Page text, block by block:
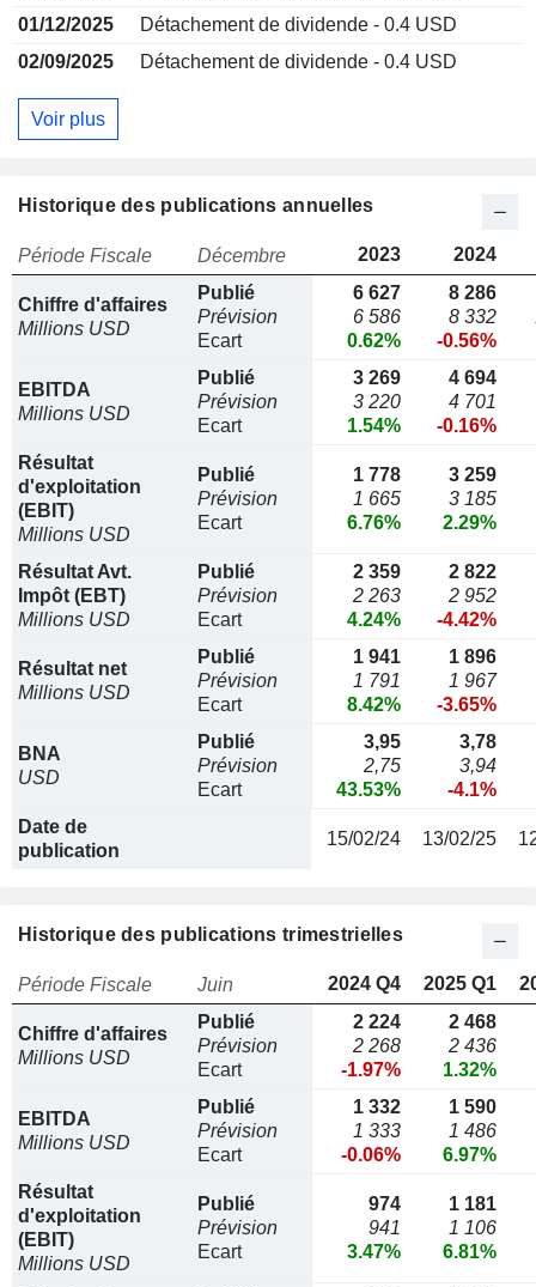
01/12/2025
Détachement de dividende - 0.4 USD
02/09/2025
Détachement de dividende - 0.4 USD
Voir plus
Historique des publications annuelles
Période Fiscale Décembre 2023 2024
Chiffre d'affaires
Millions USD
Publié
Prévision
Ecart
6 627
6 586
0.62%
8 286
8 332
-0.56%
EBITDA
Millions USD
Publié
Prévision
Ecart
3 269
3 220
1.54%
4 694
4 701
-0.16%
Résultat
d'exploitation
(EBIT)
Millions USD
Publié
Prévision
Ecart
1 778
1 665
6.76%
3 259
3 185
2.29%
Résultat Avt.
Impôt (EBT)
Millions USD
Publié
Prévision
Ecart
2 359
2 263
4.24%
2 822
2 952
-4.42%
Résultat net
Millions USD
Publié
Prévision
Ecart
1 941
1 791
8.42%
1 896
1 967
-3.65%
BNA
USD
Publié
Prévision
Ecart
3,95
2,75
43.53%
3,78
3,94
-4.1%
Date de
publication
15/02/24 13/02/25
Historique des publications trimestrielles
Période Fiscale Juin 2024 Q4 2025 Q1
Chiffre d'affaires
Millions USD
Publié
Prévision
Ecart
2 224
2 268
-1.97%
2 468
2 436
1.32%
EBITDA
Millions USD
Publié
Prévision
Ecart
1 332
1 333
-0.06%
1 590
1 486
6.97%
Résultat
d'exploitation
(EBIT)
Millions USD
Publié
Prévision
Ecart
974
941
3.47%
1 181
1 106
6.81%